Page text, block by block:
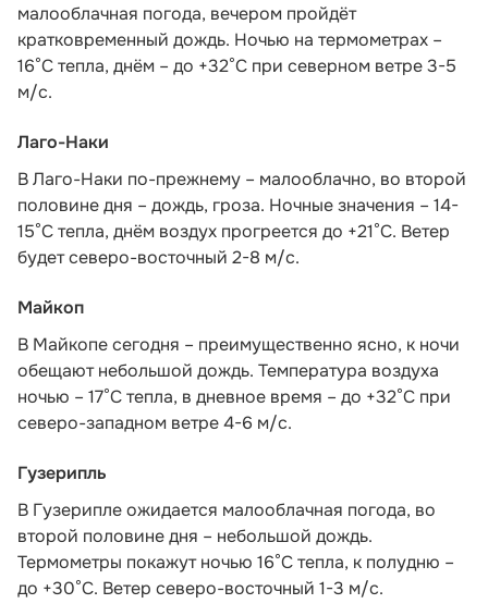
малооблачная погода, вечером пройдёт
кратковременный дождь. Ночью на термометрах –
16°C тепла, днём – до +32°C при северном ветре 3-5
м/с.
Лаго-Наки
В Лаго-Наки по-прежнему – малооблачно, во второй
половине дня – дождь, гроза. Ночные значения – 14-
15°С тепла, днём воздух прогреется до +21°С. Ветер
будет северо-восточный 2-8 м/с.
Майкоп
В Майкопе сегодня – преимущественно ясно, к ночи
обещают небольшой дождь. Температура воздуха
ночью – 17°С тепла, в дневное время – до +32°С при
северо-западном ветре 4-6 м/с.
Гузерипль
В Гузерипле ожидается малооблачная погода, во
второй половине дня – небольшой дождь.
Термометры покажут ночью 16°С тепла, к полудню –
до +30°С. Ветер северо-восточный 1-3 м/с.